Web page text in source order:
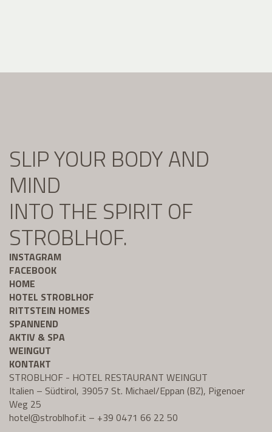
SLIP YOUR BODY AND
MIND
INTO THE SPIRIT OF
STROBLHOF.
INSTAGRAM
FACEBOOK
HOME
HOTEL STROBLHOF
RITTSTEIN HOMES
SPANNEND
AKTIV & SPA
WEINGUT
KONTAKT
STROBLHOF - HOTEL RESTAURANT WEINGUT
Italien – Südtirol, 39057 St. Michael/Eppan (BZ), Pigenoer
Weg 25
hotel@stroblhof.it – +39 0471 66 22 50